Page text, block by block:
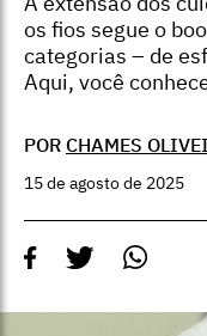
os fios segue o
categorias – de
Aqui, você
POR CHAMES
15 de agosto de 2025